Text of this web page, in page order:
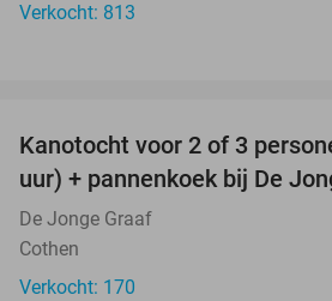
Verkocht: 813
Kanotocht voor 2 of 3
uur) + pannenkoek bij De
De Jonge Graaf
Cothen
Verkocht: 170